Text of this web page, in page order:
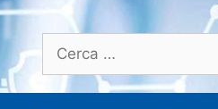
Ricerca